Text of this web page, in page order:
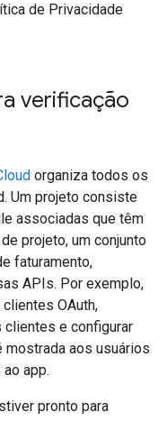
de Privacidade
verificação
organiza todos os
Um projeto consiste
associadas que têm
projeto, um conjunto
faturamento,
APIs. Por exemplo,
OAuth,
e configurar
mostrada aos usuários
app.
pronto para